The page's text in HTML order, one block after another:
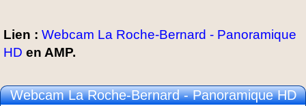
Lien : Webcam La Roche-Bernard - Panoramique
HD en AMP.
Webcam La Roche-Bernard - Panoramique HD